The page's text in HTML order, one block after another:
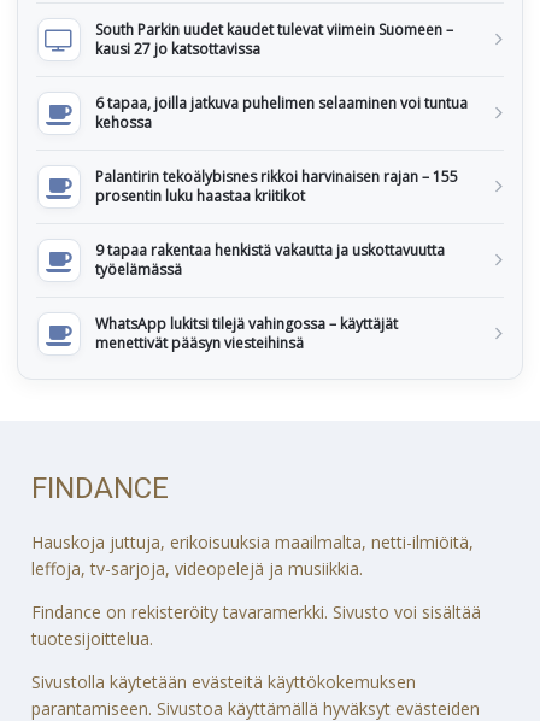
South Parkin uudet kaudet tulevat viimein Suomeen –
kausi 27 jo katsottavissa
6 tapaa, joilla jatkuva puhelimen selaaminen voi tuntua
kehossa
Palantirin tekoälybisnes rikkoi harvinaisen rajan – 155
prosentin luku haastaa kriitikot
9 tapaa rakentaa henkistä vakautta ja uskottavuutta
työelämässä
WhatsApp lukitsi tilejä vahingossa – käyttäjät
menettivät pääsyn viesteihinsä
FINDANCE
Hauskoja juttuja, erikoisuuksia maailmalta, netti-ilmiöitä,
leffoja, tv-sarjoja, videopelejä ja musiikkia.
Findance on rekisteröity tavaramerkki. Sivusto voi sisältää
tuotesijoittelua.
Sivustolla käytetään evästeitä käyttökokemuksen
parantamiseen. Sivustoa käyttämällä hyväksyt evästeiden